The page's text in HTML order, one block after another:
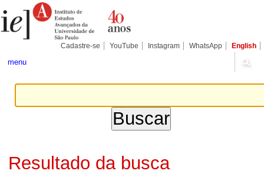
para
conteúdo.
Pessoais
Cadastre-se YouTube Instagram WhatsApp English
menu
Resultado da busca